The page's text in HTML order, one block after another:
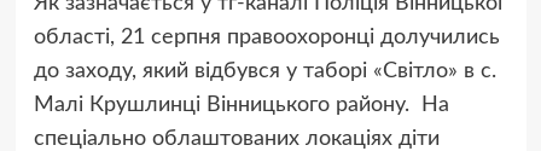
області, 21 серпня правоохоронці долучились
до заходу, який відбувся у таборі «Світло» в с.
Малі Крушлинці Вінницького району. На
спеціально облаштованих локаціях діти